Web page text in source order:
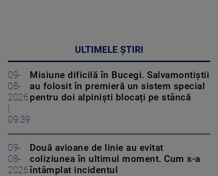
ULTIMELE ȘTIRI
09-
08-
2026
09:39
Misiune dificilă în Bucegi. Salvamontiștii
au folosit în premieră un sistem special
pentru doi alpiniști blocați pe stâncă
09-
08-
2026
Două avioane de linie au evitat
coliziunea în ultimul moment. Cum s-a
întâmplat incidentul